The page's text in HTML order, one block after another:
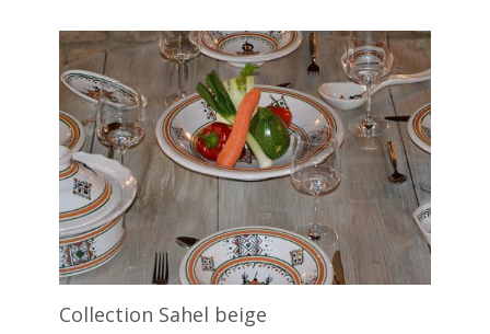
Collection Sahel beige